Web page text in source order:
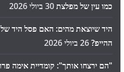
כמו עין של מפלצת30 ביולי 2026
היד שיוצאת מהים: האם פסל היד
ההייפ?26 ביולי 2026
"הם ירצחו אותך": קומדיית אימה